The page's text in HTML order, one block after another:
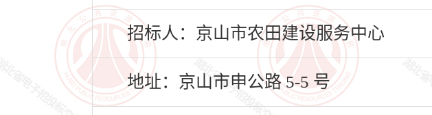
招标人：京山市农田建设服务中心
地址：京山市申公路 5-5 号